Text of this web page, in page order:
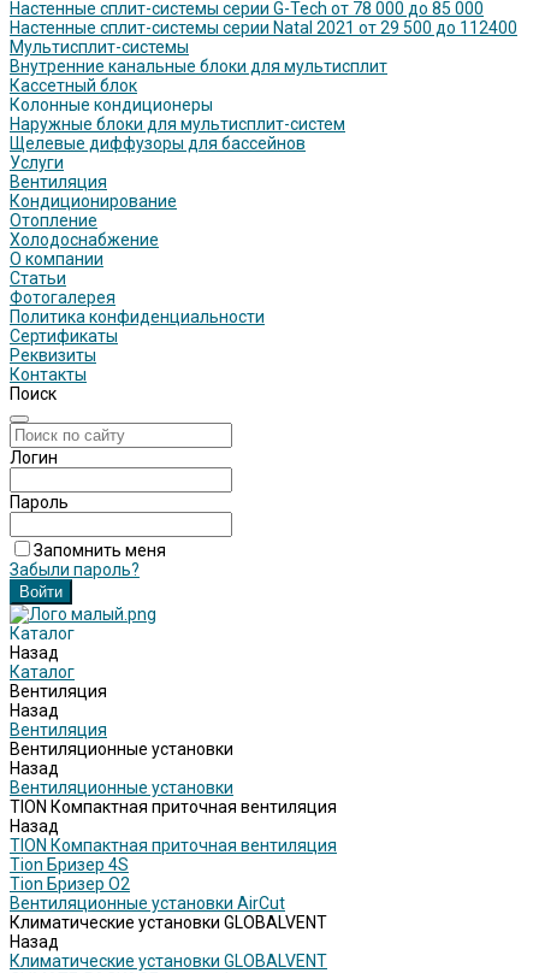
Настенные сплит-системы серии G-Tech от 78 000 до 85 000
Настенные сплит-системы серии Natal 2021 от 29 500 до 112400
Мультисплит-системы
Внутренние канальные блоки для мультисплит
Кассетный блок
Колонные кондиционеры
Наружные блоки для мультисплит-систем
Щелевые диффузоры для бассейнов
Услуги
Вентиляция
Кондиционирование
Отопление
Холодоснабжение
О компании
Статьи
Фотогалерея
Политика конфиденциальности
Сертификаты
Реквизиты
Контакты
Поиск
Логин
Пароль
Запомнить меня
Забыли пароль?
Каталог
Назад
Каталог
Вентиляция
Назад
Вентиляция
Вентиляционные установки
Назад
Вентиляционные установки
TION Компактная приточная вентиляция
Назад
TION Компактная приточная вентиляция
Tion Бризер 4S
Tion Бризер O2
Вентиляционные установки AirCut
Климатические установки GLOBALVENT
Назад
Климатические установки GLOBALVENT